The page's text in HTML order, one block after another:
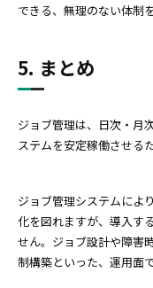
できる、無理のない体制
5. まとめ
ジョブ管理は、日次・月
ステムを安定稼働させる
ジョブ管理システムによ
化を図れますが、導入す
せん。ジョブ設計や障害
制構築といった、運用面